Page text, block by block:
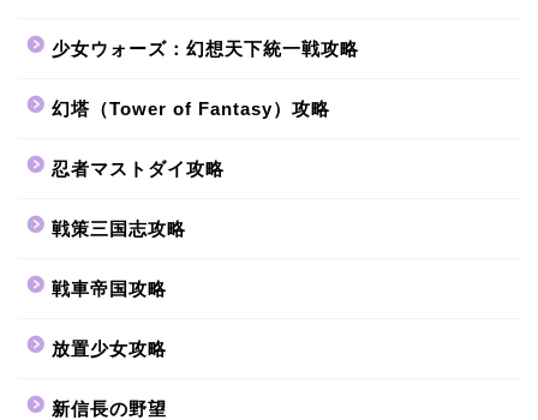
少女ウォーズ：幻想天下統一戦攻略
幻塔（Tower of Fantasy）攻略
忍者マストダイ攻略
戦策三国志攻略
戦車帝国攻略
放置少女攻略
新信長の野望